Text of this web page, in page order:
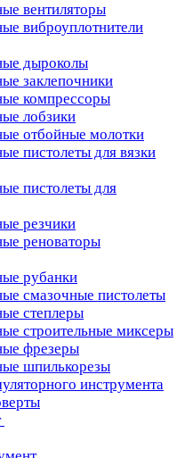
вентиляторы
виброуплотнители
дыроколы
заклепочники
компрессоры
лобзики
отбойные молотки
пистолеты для вязки
пистолеты для
резчики
реноваторы
рубанки
смазочные пистолеты
степлеры
строительные миксеры
фрезеры
шпилькорезы
инструмента